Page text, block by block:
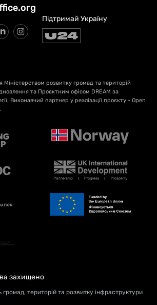
Підтримай Україну
Міністерством розвитку громад та територій
та Проєктним офісом DREAM за
Виконавчий партнер у реалізації проєкту - Open
захищено
громад, територій та розвитку інфраструктури